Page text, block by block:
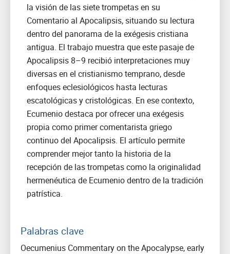
la visión de las siete trompetas en su
Comentario al Apocalipsis, situando su lectura
dentro del panorama de la exégesis cristiana
antigua. El trabajo muestra que este pasaje de
Apocalipsis 8–9 recibió interpretaciones muy
diversas en el cristianismo temprano, desde
enfoques eclesiológicos hasta lecturas
escatológicas y cristológicas. En ese contexto,
Ecumenio destaca por ofrecer una exégesis
propia como primer comentarista griego
continuo del Apocalipsis. El artículo permite
comprender mejor tanto la historia de la
recepción de las trompetas como la originalidad
hermenéutica de Ecumenio dentro de la tradición
patrística.
Palabras clave
Oecumenius Commentary on the Apocalypse, early